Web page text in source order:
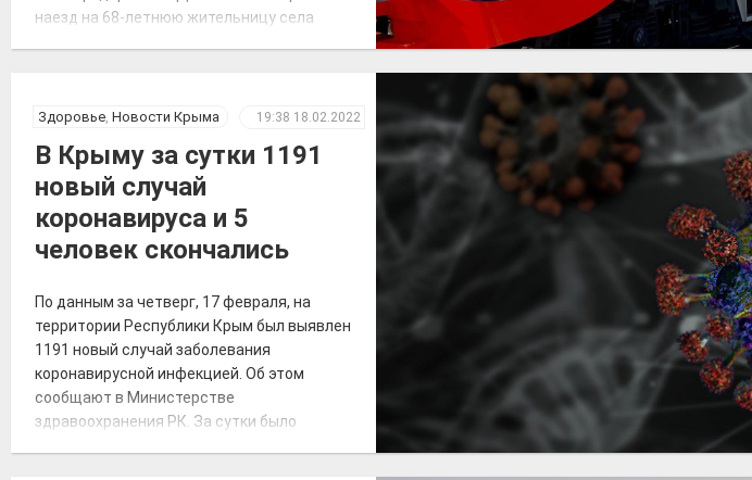
наезд на 68-летнюю жительницу села
«Кировская». «Женщина переходила через
для этого месте, но на сигналы,
подаваемые машинистом, […]
Здоровье, Новости Крыма 19:38 18.02.2022
В Крыму за сутки 1191
новый случай
коронавируса и 5
человек скончались
По данным за четверг, 17 февраля, на
территории Республики Крым был выявлен
1191 новый случай заболевания
коронавирусной инфекцией. Об этом
сообщают в Министерстве
здравоохранения РК. За сутки было